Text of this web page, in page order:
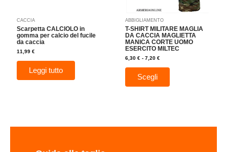
CACCIA
Scarpetta CALCIOLO in
gomma per calcio del fucile
da caccia
11,99€
Leggi tutto
ABBIGLIAMENTO
T-SHIRT MILITARE MAGLIA
DA CACCIA MAGLIETTA
MANICA CORTE UOMO
ESERCITO MILTEC
6,30€ - 7,20€
Scegli
scelte
del
prodotto